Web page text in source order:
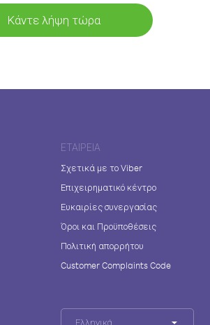
Κάντε λήψη τώρα
ΕΤΑΙΡΕΊΑ
Σχετικά με το Viber
Επιχειρηματικό κέντρο
Ευκαιρίες συνεργασίας
Όροι και Προϋποθέσεις
Πολιτική απορρήτου
Customer Complaints Code
Ελληνικά